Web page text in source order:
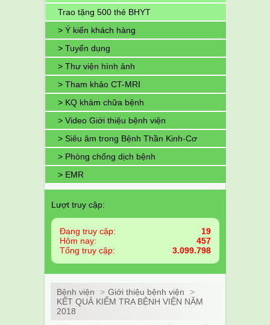
Trao tặng 500 thẻ BHYT
> Ý kiến khách hàng
> Tuyển dụng
> Thư viện hình ảnh
> Tham khảo CT-MRI
> KQ khám chữa bệnh
> Video Giới thiệu bệnh viện
> Siêu âm trong Bệnh Thần Kinh-Cơ
> Phòng chống dịch bệnh
> EMR
Lượt truy cập:
Đang truy cập:
19
Hôm nay:
457
Tổng truy cập:
3.099.798
Bệnh viện > Giới thiệu bệnh viện
>
KẾT QUẢ KIỂM TRA BỆNH VIỆN NĂM
2018